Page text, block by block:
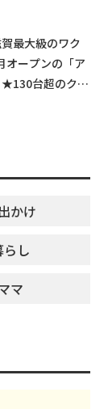
賀最大級のワク
オープンの「ア
台超のクレ
かけ
らし
マ